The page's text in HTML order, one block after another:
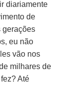
diariamente
de
gerações
eu não
vão nos
milhares de
Até